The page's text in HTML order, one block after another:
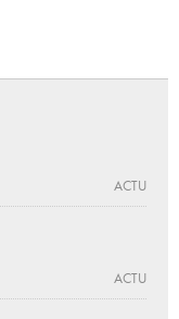
ACTU
ACTU